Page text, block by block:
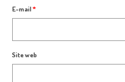
E-mail*
Site web